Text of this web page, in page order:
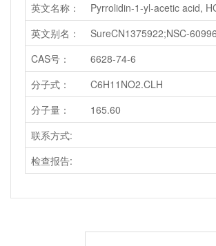
英文名称：
Pyrrolidin-1-yl-acetic acid,
英文别名：
SureCN1375922;NSC-
CAS号：
6628-74-6
分子式：
C6H11NO2.CLH
分子量：
165.60
联系方式:
检查报告: